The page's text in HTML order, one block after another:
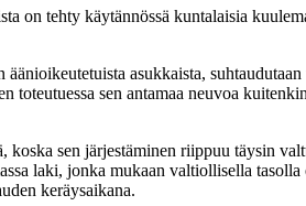
on tehty käytännössä kuntalaisia
asukkaista,
sen antamaa neuvoa
sen järjestäminen riippuu täysin
laki, jonka mukaan valtiollisella
keräysaikana.